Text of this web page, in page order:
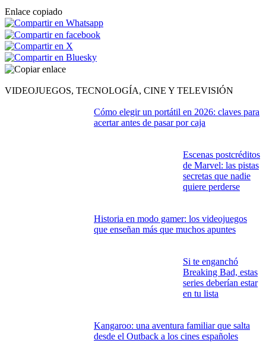
Enlace copiado
VIDEOJUEGOS, TECNOLOGÍA, CINE Y TELEVISIÓN
Cómo elegir un portátil en 2026: claves para
acertar antes de pasar por caja
Escenas postcréditos
de Marvel: las pistas
secretas que nadie
quiere perderse
Historia en modo gamer: los videojuegos
que enseñan más que muchos apuntes
Si te enganchó
Breaking Bad, estas
series deberían estar
en tu lista
Kangaroo: una aventura familiar que salta
desde el Outback a los cines españoles